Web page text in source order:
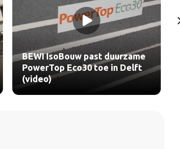
BEWI IsoBouw past duurzame
PowerTop Eco30 toe in Delft
(video)